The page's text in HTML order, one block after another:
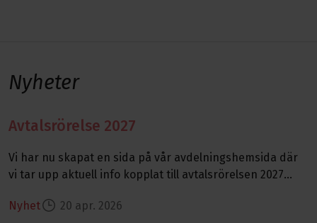
Nyheter
Läs mer om Avtalsrörelse 2027
Avtalsrörelse 2027
Vi har nu skapat en sida på vår avdelningshemsida där
vi tar upp aktuell info kopplat till avtalsrörelsen 2027
Nyhet
20 apr. 2026